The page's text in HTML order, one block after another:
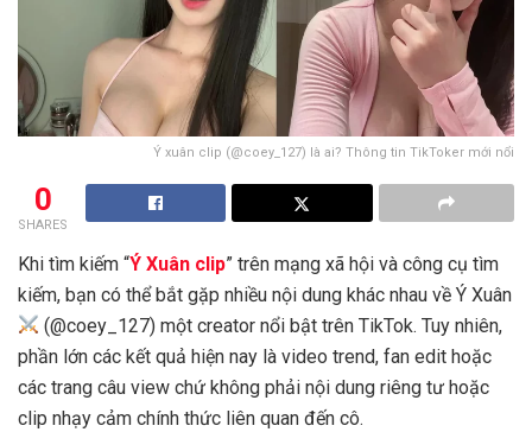
Ý xuân clip (@coey_127) là ai? Thông tin TikToker mới nổi
0
SHARES
Khi tìm kiếm “Ý Xuân clip” trên mạng xã hội và công cụ tìm
kiếm, bạn có thể bắt gặp nhiều nội dung khác nhau về Ý Xuân
(@coey_127) một creator nổi bật trên TikTok. Tuy nhiên,
phần lớn các kết quả hiện nay là video trend, fan edit hoặc
các trang câu view chứ không phải nội dung riêng tư hoặc
clip nhạy cảm chính thức liên quan đến cô.